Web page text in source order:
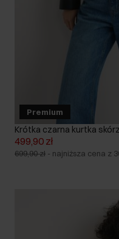
Premium
Krótka czarna kurtka
499,90 zł
699,90 zł - najniższa cena z